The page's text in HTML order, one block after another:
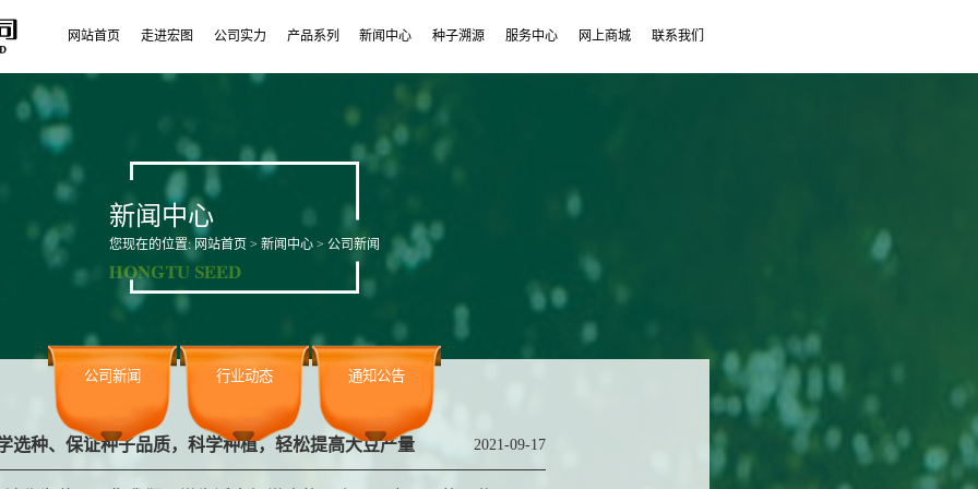
网站首页 走进宏图 公司实力 产品系列 新闻中心 种子溯源 服务中心 网上商城 联系我们
新闻中心
您现在的位置:网站首页 > 新闻中心 > 公司新闻
公司新闻 行业动态 通知公告
选种、保证种子品质，科学种植，轻松提高大豆产量 2021-09-17